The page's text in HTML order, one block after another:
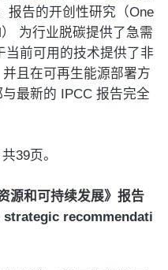
报告的开创性研究（One
为行业脱碳提供了急需
当前可用的技术提供了非
且在可再生能源部署方
最新的 IPCC 报告完全
39页。
源和可持续发展》报告
recommendati